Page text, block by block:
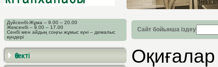
Дүйсенбі-Жұма – 9.00 – 20.00
Жексенбі – 9.00 – 17.00
Сенбі мен айдың соңғы жұмыс күні – демалыс
күндері
Сайт бойынша іздеу
Өзекті
Оқиғалар